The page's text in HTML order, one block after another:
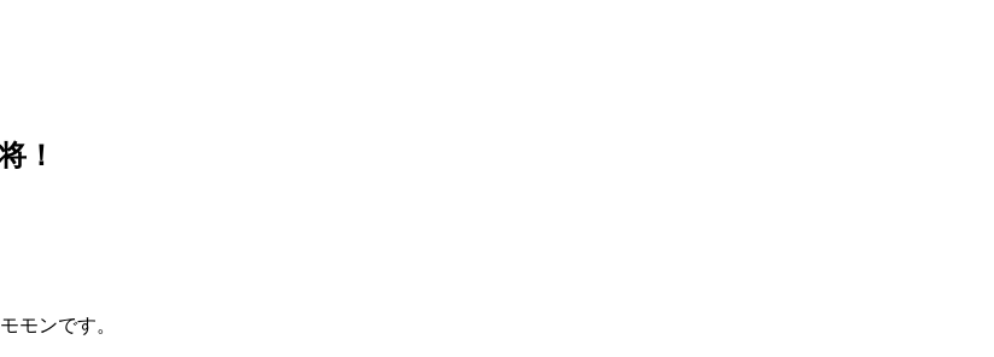
！
モンです。